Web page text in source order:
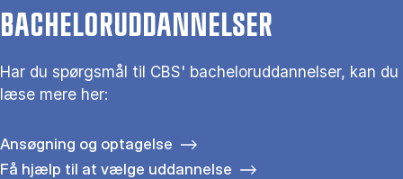
BACHELORUDDANNELSER
Har du spørgsmål til CBS' bacheloruddannelser, kan du
læse mere her:
Ansøgning og optagelse
Få hjælp til at vælge uddannelse